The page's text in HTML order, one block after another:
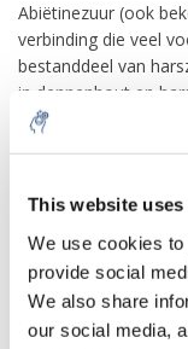
This website
We use cookies
provide social
We also share
our social media,
Abiëtinezuur (ook
verbinding die veel
bestanddeel van
in dennenhout en
isomerisatie) en is
het zout wordt
Rosin wordt al
schepen. Het wordt
moderne tijden zijn
Sign
informed
receive